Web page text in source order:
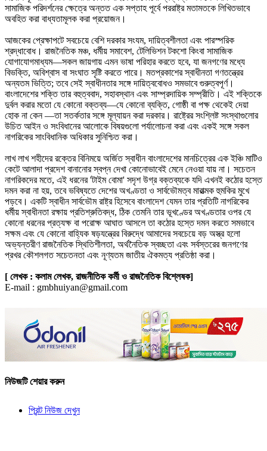
সামাজিক পরিদর্শনের ক্ষেত্রে অন্তত এক সপ্তাহ পূর্বে পররাষ্ট্র মতামতকে লিখিতভাবে
অবহিত করা বাধ্যতামূলক করা প্রয়োজন।
আজকের প্রেক্ষাপটে সবচেয়ে বেশি দরকার সংযম, দায়িত্বশীলতা এবং পারস্পরিক
শ্রদ্ধাবোধ। রাজনৈতিক মঞ্চ, ধর্মীয় সমাবেশ, টেলিভিশন টকশো কিংবা সামাজিক
যোগাযোগমাধ্যম—সকল জায়গায় এমন ভাষা পরিহার করতে হবে, যা জনগণের মধ্যে
বিভক্তি, অবিশ্বাস বা সংঘাত সৃষ্টি করতে পারে। মতপ্রকাশের স্বাধীনতা গণতন্ত্রের
অন্যতম ভিত্তি; তবে সেই স্বাধীনতার সঙ্গে দায়িত্ববোধও সমভাবে গুরুত্বপূর্ণ।
বাংলাদেশের শক্তি তার বহুত্ববাদ, সহাবস্থান এবং সাম্প্রদায়িক সম্প্রীতি। এই শক্তিকে
দুর্বল করার মতো যে কোনো বক্তব্য—যে কোনো ব্যক্তি, গোষ্ঠী বা পক্ষ থেকেই দেয়া
হোক না কেন —তা সতর্কতার সঙ্গে মূল্যায়ন করা দরকার। রাষ্ট্রের সংশ্লিষ্ট সংস্থাগুলোর
উচিত আইন ও সংবিধানের আলোকে বিষয়গুলো পর্যালোচনা করা এবং একই সঙ্গে সকল
নাগরিকের সাংবিধানিক অধিকার সুনিশ্চিত করা।
লাখ লাখ শহীদের রক্তের বিনিময়ে অর্জিত স্বাধীন বাংলাদেশের মানচিত্রের এক ইঞ্চি মাটিও
কেটে আলাদা প্রদেশ বানানোর স্বপ্ন দেখা কোনোভাবেই মেনে নেওয়া যায় না। সচেতন
নাগরিকদের মতে, এই ধরনের 'টাইম বোমা' সদৃশ উগ্র বক্তব্যকে যদি এখনই কঠোর হস্তে
দমন করা না হয়, তবে ভবিষ্যতে দেশের অখণ্ডতা ও সার্বভৌমত্ব মারাত্মক হুমকির মুখে
পড়বে। একটি স্বাধীন সার্বভৌম রাষ্ট্র হিসেবে বাংলাদেশ যেমন তার প্রতিটি নাগরিকের
ধর্মীয় স্বাধীনতা রক্ষায় প্রতিশ্রুতিবদ্ধ, ঠিক তেমনি তার ভূখণ্ডের অখণ্ডতার ওপর যে
কোনো ধরনের প্রত্যক্ষ বা পরোক্ষ আঘাত আসলে তা কঠোর হস্তে দমন করতে সমভাবে
সক্ষম এবং যে কোনো বাহ্যিক ষড়যন্ত্রের বিরুদ্ধে আমাদের সবচেয়ে বড় অস্ত্র হলো
অভ্যন্তরীণ রাজনৈতিক স্থিতিশীলতা, অর্থনৈতিক স্বচ্ছতা এবং সর্বস্তরের জনগণের
প্রখর কৌশলগত সচেতনতা এবং নূণ্যতম জাতীয় ঐকমত্য প্রতিষ্ঠা করা।
[ লেখক : কলাম লেখক, রাজনীতিক কর্মী ও রাজনৈতিক বিশ্লেষক]
E-mail : gmbhuiyan@gmail.com
নিউজটি শেয়ার করুন
প্রিন্ট নিউজ দেখুন